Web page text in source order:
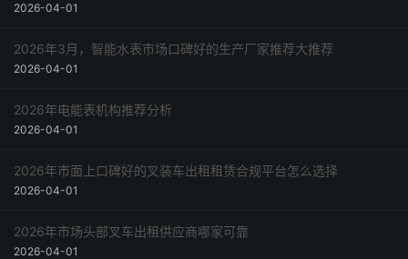
2026-04-01
2026年3月，智能水表市场口碑好的生产厂家推荐大推荐
2026-04-01
2026年电能表机构推荐分析
2026-04-01
2026年市面上口碑好的叉装车出租租赁合规平台怎么选择
2026-04-01
2026年市场头部叉车出租供应商哪家可靠
2026-04-01